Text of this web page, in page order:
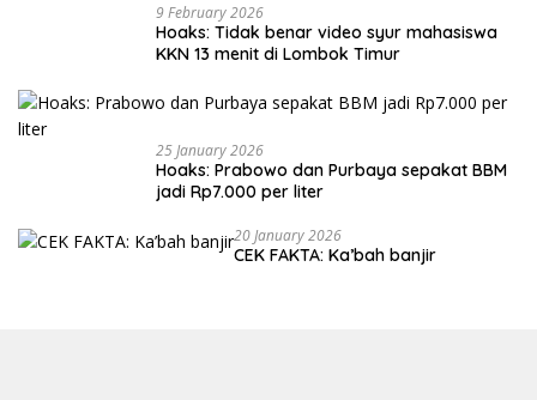
9 February 2026
Hoaks: Tidak benar video syur mahasiswa
KKN 13 menit di Lombok Timur
25 January 2026
Hoaks: Prabowo dan Purbaya sepakat BBM
jadi Rp7.000 per liter
20 January 2026
CEK FAKTA: Ka’bah banjir